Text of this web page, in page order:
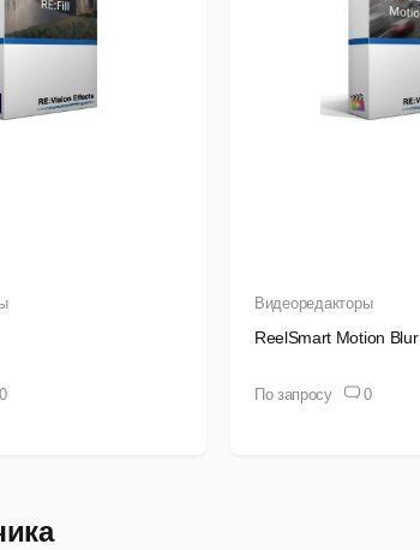
Видеоредакторы
ReelSmart Motion Blur
По запросу 0